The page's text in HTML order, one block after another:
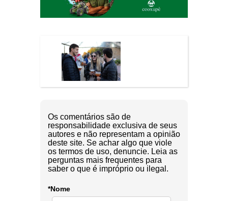
Os comentários são de
responsabilidade exclusiva de seus
autores e não representam a opinião
deste site. Se achar algo que viole
os termos de uso, denuncie. Leia as
perguntas mais frequentes para
saber o que é impróprio ou ilegal.
*Nome